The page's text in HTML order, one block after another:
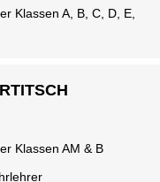
Klassen A, B, C, D, E,
Klassen AM & B